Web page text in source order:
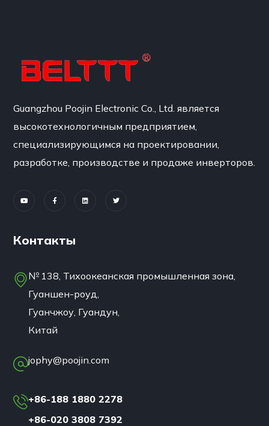
Guangzhou Poojin Electronic Co., Ltd. является
высокотехнологичным предприятием,
специализирующимся на проектировании,
разработке, производстве и продаже инверторов.
Контакты
№ 138, Тихоокеанская промышленная зона,
Гуаншен-роуд,
Гуанчжоу, Гуандун,
Китай
jophy@poojin.com
+86-188 1880 2278
+86-020 3808 7392